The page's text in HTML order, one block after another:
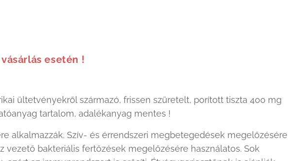
esetén !
ültetvényekről származó, frissen szüretelt, porított tiszta 400 mg
tartalom, adalékanyag mentes !
alkalmazzák. Szív- és érrendszeri megbetegedések megelőzésére
vezető bakteriális fertőzések megelőzésére használatos. Sok